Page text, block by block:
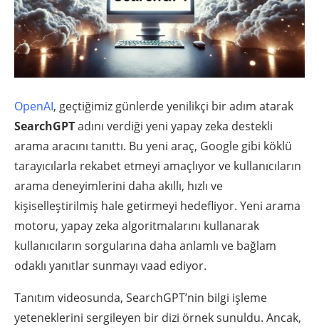
OpenAI, geçtiğimiz günlerde yenilikçi bir adım atarak
SearchGPTadını verdiği yeni yapay zeka destekli
arama aracını tanıttı. Bu yeni araç, Google gibi köklü
tarayıcılarla rekabet etmeyi amaçlıyor ve kullanıcıların
arama deneyimlerini daha akıllı, hızlı ve
kişiselleştirilmiş hale getirmeyi hedefliyor. Yeni arama
motoru, yapay zeka algoritmalarını kullanarak
kullanıcıların sorgularına daha anlamlı ve bağlam
odaklı yanıtlar sunmayı vaad ediyor.
Tanıtım videosunda, SearchGPT’nin bilgi işleme
yeteneklerini sergileyen bir dizi örnek sunuldu. Ancak,